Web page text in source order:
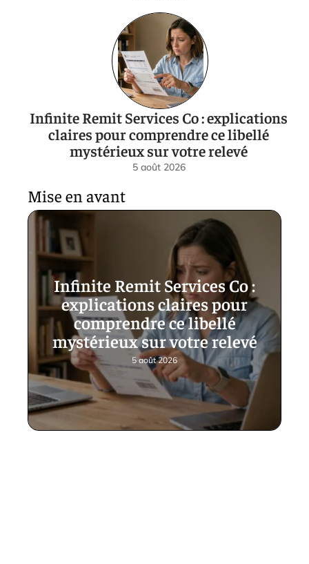
Infinite Remit Services Co : explications
claires pour comprendre ce libellé
mystérieux sur votre relevé
5 août 2026
Mise en avant
Infinite Remit Services Co :
explications claires pour
comprendre ce libellé
mystérieux sur votre relevé
5 août 2026